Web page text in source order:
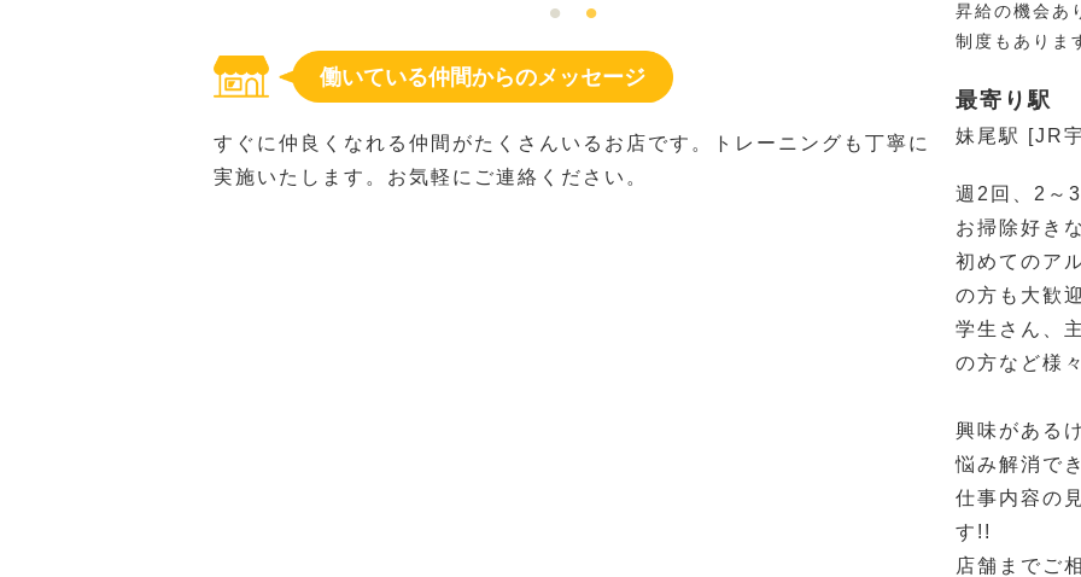
働いている仲間からのメッセージ
すぐに仲良くなれる仲間がたくさんいるお店です。トレーニングも丁寧に
実施いたします。お気軽にご連絡ください。
昇給の機会あ
制度もありま
最寄り駅
妹尾駅 [JR
週2回、2～
お掃除好き
初めてのア
の方も大歓
学生さん、
の方など様
興味がある
悩み解消で
仕事内容の
す!!
店舗までご